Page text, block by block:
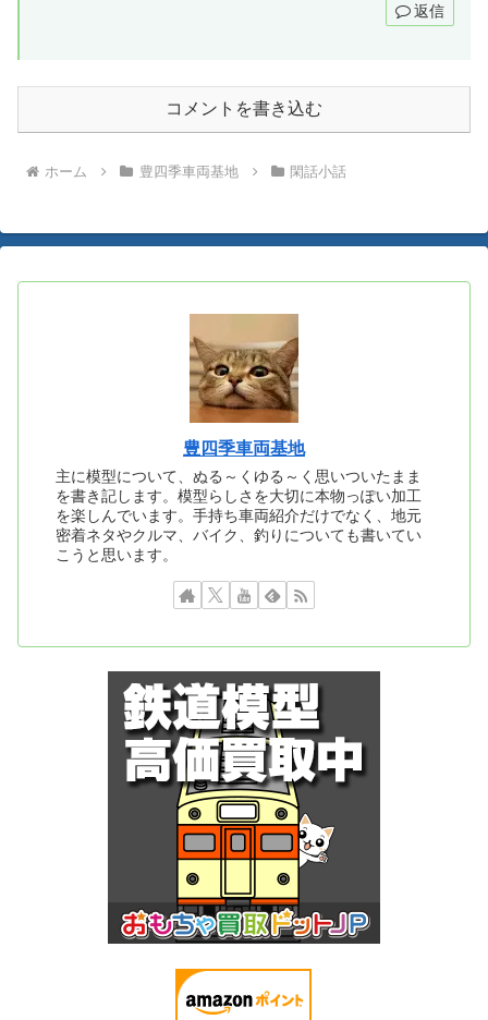
返信
コメントを書き込む
ホーム 豊四季車両基地 閑話小話
豊四季車両基地
主に模型について、ぬる～くゆる～く思いついたまま
を書き記します。模型らしさを大切に本物っぽい加工
を楽しんでいます。手持ち車両紹介だけでなく、地元
密着ネタやクルマ、バイク、釣りについても書いてい
こうと思います。